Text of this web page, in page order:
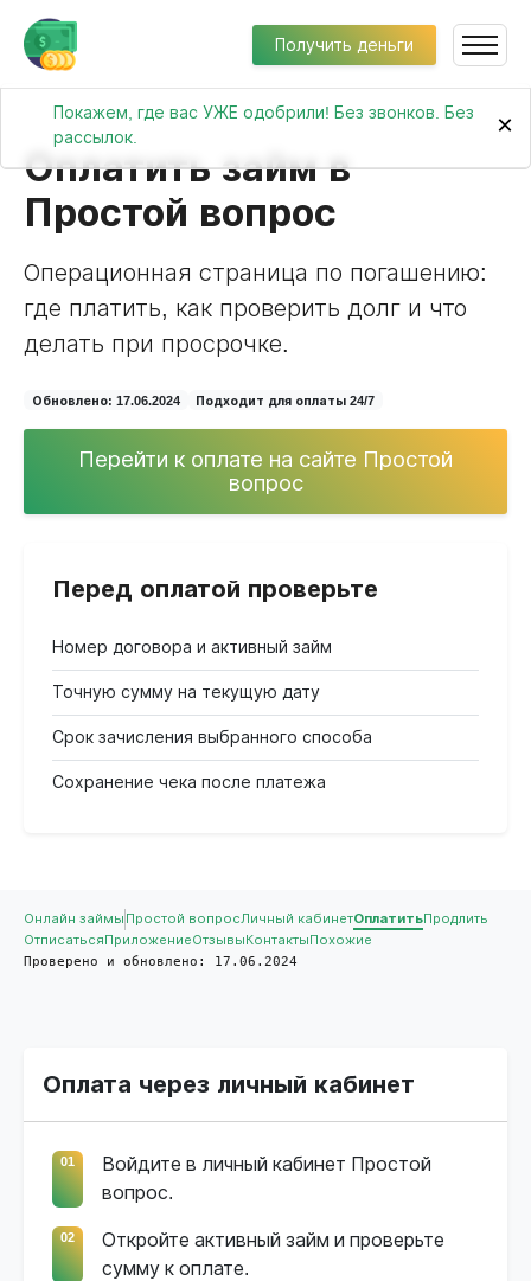
Получить деньги
Покажем, где вас УЖЕ одобрили! Без звонков. Без
рассылок.
×
Оплатить займ в
Простой вопрос
Операционная страница по погашению:
где платить, как проверить долг и что
делать при просрочке.
Обновлено: 17.06.2024 Подходит для оплаты 24/7
Перейти к оплате на сайте Простой
вопрос
Перед оплатой проверьте
Номер договора и активный займ
Точную сумму на текущую дату
Срок зачисления выбранного способа
Сохранение чека после платежа
Онлайн займы Простой вопросЛичный кабинетОплатитьПродлить
Отписаться ПриложениеОтзывы Контакты Похожие
Проверено и обновлено: 17.06.2024
Оплата через личный кабинет
01
Войдите в личный кабинет Простой
вопрос.
02
Откройте активный займ и проверьте
сумму к оплате.